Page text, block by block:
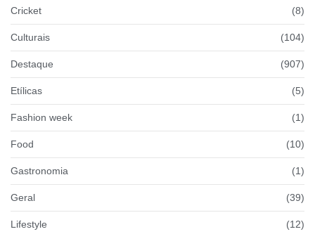
Cricket (8)
Culturais (104)
Destaque (907)
Etílicas (5)
Fashion week (1)
Food (10)
Gastronomia (1)
Geral (39)
Lifestyle (12)